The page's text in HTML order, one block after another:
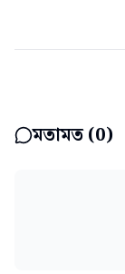
মতামত (0)